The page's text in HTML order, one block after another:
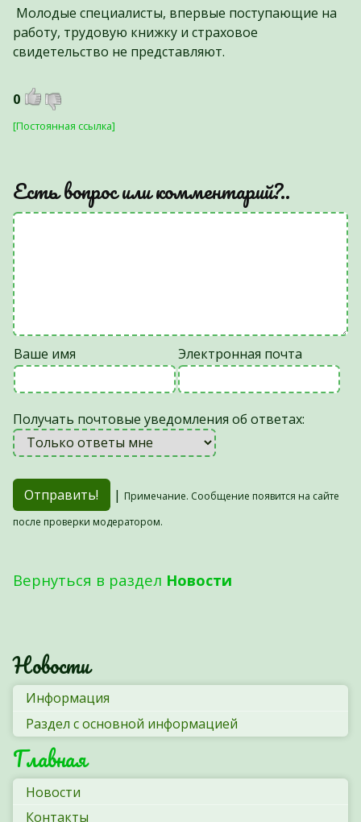
Молодые специалисты, впервые поступающие на
работу, трудовую книжку и страховое
свидетельство не представляют.
0
[Постоянная ссылка]
Есть вопрос или комментарий?..
Ваше имя Электронная почта
Получать почтовые уведомления об ответах:
| Примечание. Сообщение появится на сайте
после проверки модератором.
Вернуться в раздел Новости
Новости
Информация
Раздел с основной информацией
Главная
Новости
Контакты